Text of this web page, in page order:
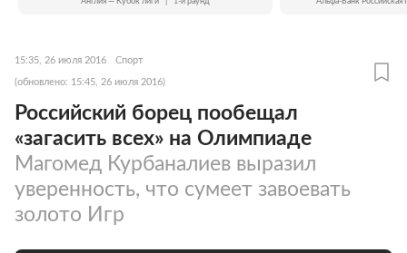
15:35, 26 июля 2016 Спорт
(обновлено: 15:45, 26 июля 2016)
Российский борец пообещал
«загасить всех» на Олимпиаде
Магомед Курбаналиев выразил
уверенность, что сумеет завоевать
золото Игр